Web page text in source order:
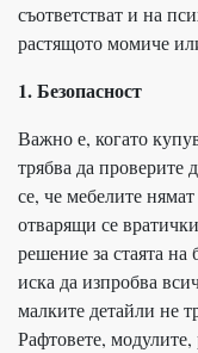
съответстват и на
растящото момиче
1. Безопасност
Важно е, когато
трябва да проверите
се, че мебелите
отварящи се
решение за стаята на
иска да изпробва
малките детайли не
Рафтовете,